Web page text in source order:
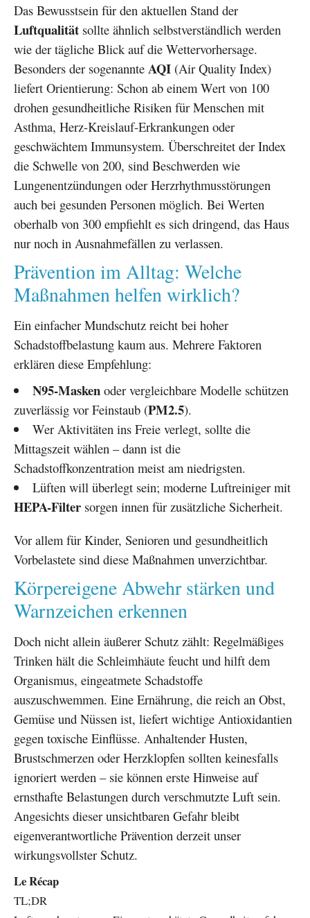
Das Bewusstsein für den aktuellen Stand der
Luftqualität sollte ähnlich selbstverständlich werden
wie der tägliche Blick auf die Wettervorhersage.
Besonders der sogenannte AQI (Air Quality Index)
liefert Orientierung: Schon ab einem Wert von 100
drohen gesundheitliche Risiken für Menschen mit
Asthma, Herz-Kreislauf-Erkrankungen oder
geschwächtem Immunsystem. Überschreitet der Index
die Schwelle von 200, sind Beschwerden wie
Lungenentzündungen oder Herzrhythmusstörungen
auch bei gesunden Personen möglich. Bei Werten
oberhalb von 300 empfiehlt es sich dringend, das Haus
nur noch in Ausnahmefällen zu verlassen.
Prävention im Alltag: Welche
Maßnahmen helfen wirklich?
Ein einfacher Mundschutz reicht bei hoher
Schadstoffbelastung kaum aus. Mehrere Faktoren
erklären diese Empfehlung:
N95-Maskenoder vergleichbare Modelle schützen
zuverlässig vor Feinstaub (PM2.5).
Wer Aktivitäten ins Freie verlegt, sollte die
Mittagszeit wählen – dann ist die
Schadstoffkonzentration meist am niedrigsten.
Lüften will überlegt sein; moderne Luftreiniger mit
HEPA-Filter sorgen innen für zusätzliche Sicherheit.
Vor allem für Kinder, Senioren und gesundheitlich
Vorbelastete sind diese Maßnahmen unverzichtbar.
Körpereigene Abwehr stärken und
Warnzeichen erkennen
Doch nicht allein äußerer Schutz zählt: Regelmäßiges
Trinken hält die Schleimhäute feucht und hilft dem
Organismus, eingeatmete Schadstoffe
auszuschwemmen. Eine Ernährung, die reich an Obst,
Gemüse und Nüssen ist, liefert wichtige Antioxidantien
gegen toxische Einflüsse. Anhaltender Husten,
Brustschmerzen oder Herzklopfen sollten keinesfalls
ignoriert werden – sie können erste Hinweise auf
ernsthafte Belastungen durch verschmutzte Luft sein.
Angesichts dieser unsichtbaren Gefahr bleibt
eigenverantwortliche Prävention derzeit unser
wirkungsvollster Schutz.
Le Récap
TL;DR